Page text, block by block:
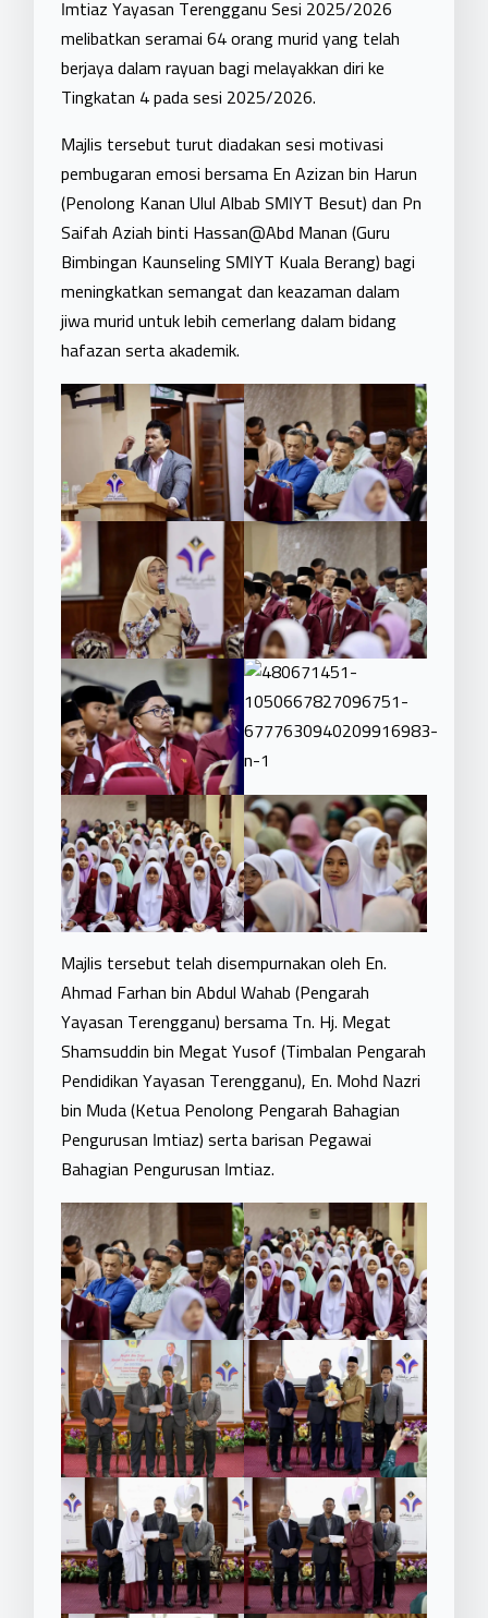
Imtiaz Yayasan Terengganu Sesi 2025/2026
melibatkan seramai 64 orang murid yang telah
berjaya dalam rayuan bagi melayakkan diri ke
Tingkatan 4 pada sesi 2025/2026.
Majlis tersebut turut diadakan sesi motivasi
pembugaran emosi bersama En Azizan bin Harun
(Penolong Kanan Ulul AlbabSMIYT Besut) dan Pn
Saifah Aziah binti Hassan@Abd Manan (Guru
Bimbingan Kaunseling SMIYT Kuala Berang) bagi
meningkatkan semangat dan keazaman dalam
jiwa murid untuk lebih cemerlang dalam bidang
hafazan serta akademik.
Majlis tersebut telah disempurnakan oleh En.
Ahmad Farhan bin Abdul Wahab (Pengarah
Yayasan Terengganu) bersama Tn. Hj. Megat
Shamsuddin bin Megat Yusof (Timbalan Pengarah
Pendidikan Yayasan Terengganu), En. Mohd Nazri
bin Muda (Ketua Penolong Pengarah Bahagian
Pengurusan Imtiaz) serta barisan Pegawai
Bahagian Pengurusan Imtiaz.